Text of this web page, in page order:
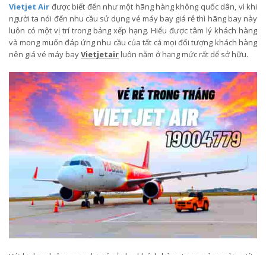
Vietjet Air được biết đến như một hãng hàng không quốc dân, vì khi
người ta nói đến nhu cầu sử dụng vé máy bay giá rẻ thì hãng bay này
luôn có một vị trí trong bảng xếp hạng. Hiểu được tâm lý khách hàng
và mong muốn đáp ứng nhu cầu của tất cả mọi đối tượng khách hàng
nên giá vé máy bayVietjetairluôn nằm ở hạng mức rất dể sở hữu.